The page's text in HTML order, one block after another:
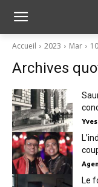
Accueil 2023 Mar 10
Archives
Le